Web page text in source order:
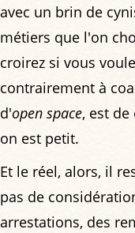
avec un brin de
métiers que l'on
croirez si vous
contrairement à
d'open space, est
on est petit.
Et le réel, alors, il
pas de
arrestations, des